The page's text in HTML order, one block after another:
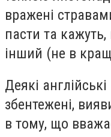
вражені
пасти та
інший (не в
Деякі
збентежені,
в тому, що